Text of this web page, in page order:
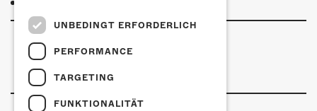
UNBEDINGT ERFORDERLICH
PERFORMANCE
TARGETING
FUNKTIONALITÄT